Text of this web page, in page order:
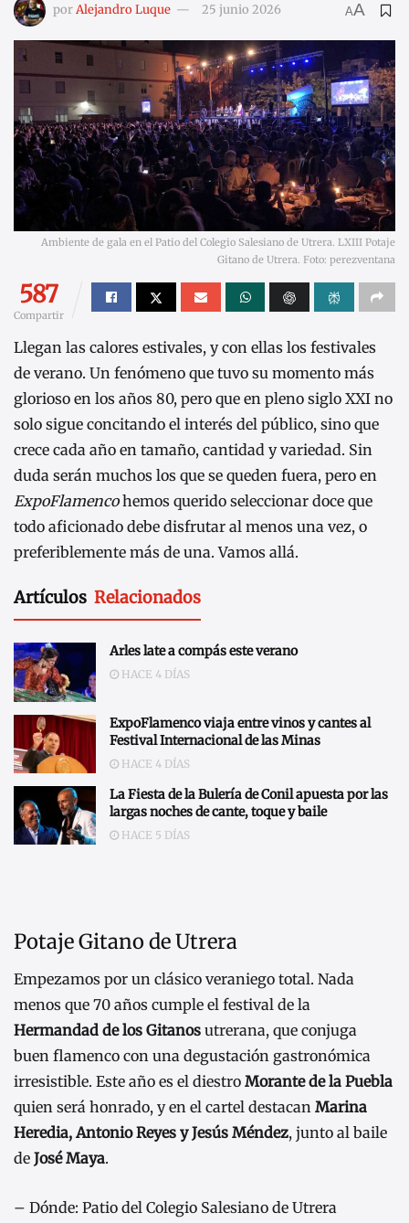
porAlejandro Luque 25 junio 2026 AA
Ambiente de gala en el Patio del Colegio Salesiano de Utrera. LXIII Potaje
Gitano de Utrera. Foto: perezventana
587
Compartir
Llegan las calores estivales, y con ellas los festivales
de verano. Un fenómeno que tuvo su momento más
glorioso en los años 80, pero que en pleno siglo XXI no
solo sigue concitando el interés del público, sino que
crece cada año en tamaño, cantidad y variedad. Sin
duda serán muchos los que se queden fuera, pero en
ExpoFlamencohemos querido seleccionar doce que
todo aficionado debe disfrutar al menos una vez, o
preferiblemente más de una. Vamos allá.
Artículos Relacionados
Arles late a compás este verano
HACE 4 DÍAS
ExpoFlamenco viaja entre vinos y cantes al
Festival Internacional de las Minas
HACE 4 DÍAS
La Fiesta de la Bulería de Conil apuesta por las
largas noches de cante, toque y baile
HACE 5 DÍAS
Potaje Gitano de Utrera
Empezamos por un clásico veraniego total. Nada
menos que 70 años cumple el festival de la
Hermandad de los Gitanos utrerana, que conjuga
buen flamenco con una degustación gastronómica
irresistible. Este año es el diestro Morante de la Puebla
quien será honrado, y en el cartel destacan Marina
Heredia, Antonio Reyes y Jesús Méndez, junto al baile
de José Maya.
– Dónde: Patio del Colegio Salesiano de Utrera